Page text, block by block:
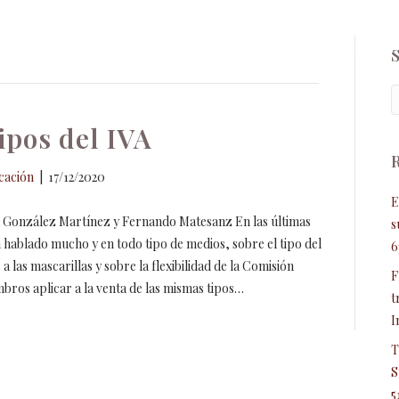
MADRID VAT FORUM
del IVA
17/12/2020
Martínez y Fernando Matesanz En las últimas
hablado mucho y en todo tipo de medios, sobre el tipo del
las mascarillas y sobre la flexibilidad de la Comisión
aplicar a la venta de las mismas tipos…